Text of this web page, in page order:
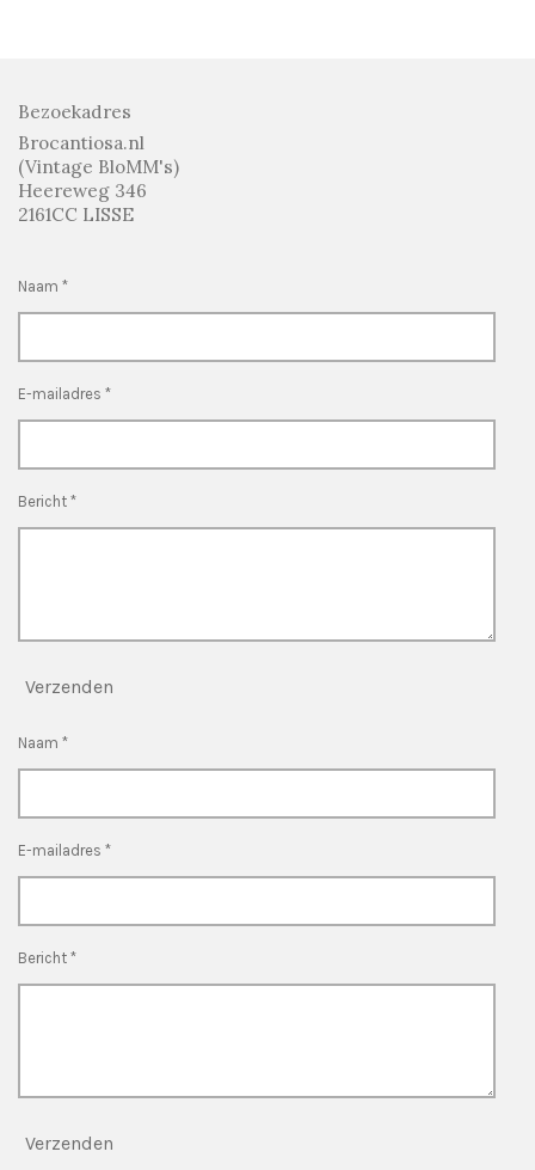
Bezoekadres
Brocantiosa.nl
(Vintage BloMM's)
Heereweg 346
2161CC LISSE
Naam *
E-mailadres *
Bericht *
Verzenden
Naam *
E-mailadres *
Bericht *
Verzenden